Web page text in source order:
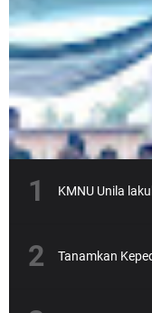
KMNU Unila